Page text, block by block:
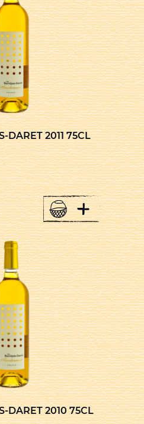
DARET 2011 75CL
+
DARET 2010 75CL